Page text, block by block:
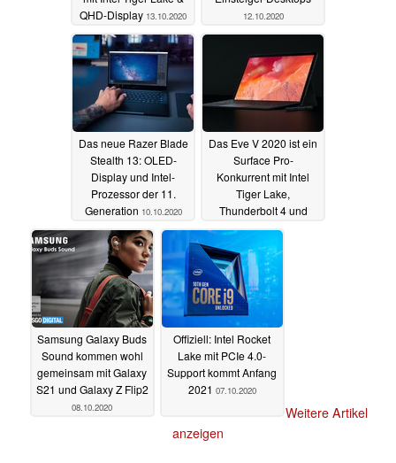
QHD-Display 13.10.2020 12.10.2020
Das neue Razer Blade
Stealth 13: OLED-
Display und Intel-
Prozessor der 11.
Generation 10.10.2020
Das Eve V 2020 ist ein
Surface Pro-
Konkurrent mit Intel
Tiger Lake,
Thunderbolt 4 und
einem 4K-HDR-Display
08.10.2020
Samsung Galaxy Buds
Sound kommen wohl
gemeinsam mit Galaxy
S21 und Galaxy Z Flip2
08.10.2020
Offiziell: Intel Rocket
Lake mit PCIe 4.0-
Support kommt Anfang
2021 07.10.2020
Weitere Artikel
anzeigen